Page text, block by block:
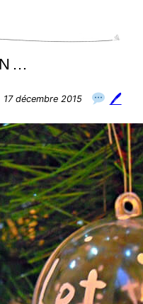
17 décembre 2015 🖊